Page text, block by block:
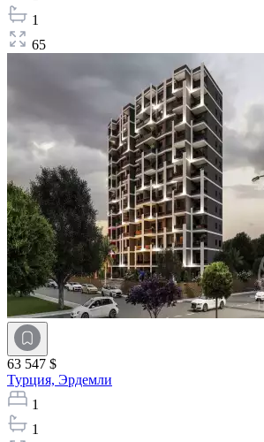
1
65
63 547 $
Турция, Эрдемли
1
1